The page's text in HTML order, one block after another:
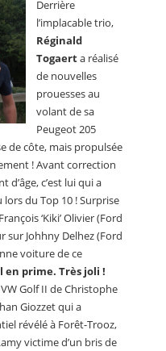
Derrière
l’implacable trio,
Réginald
Togaerta réalisé
de nouvelles
prouesses au
volant de sa
Peugeot 205
de côte, mais propulsée
! Avant correction
c’est lui qui a
du Top 10 ! Surprise
‘Kiki’ Olivier (Ford
sur Johhny Delhez (Ford
voiture de ce
en prime. Très joli !
Golf II de Christophe
Giozzet qui a
révélé à Forêt-Trooz,
victime d’un bris de